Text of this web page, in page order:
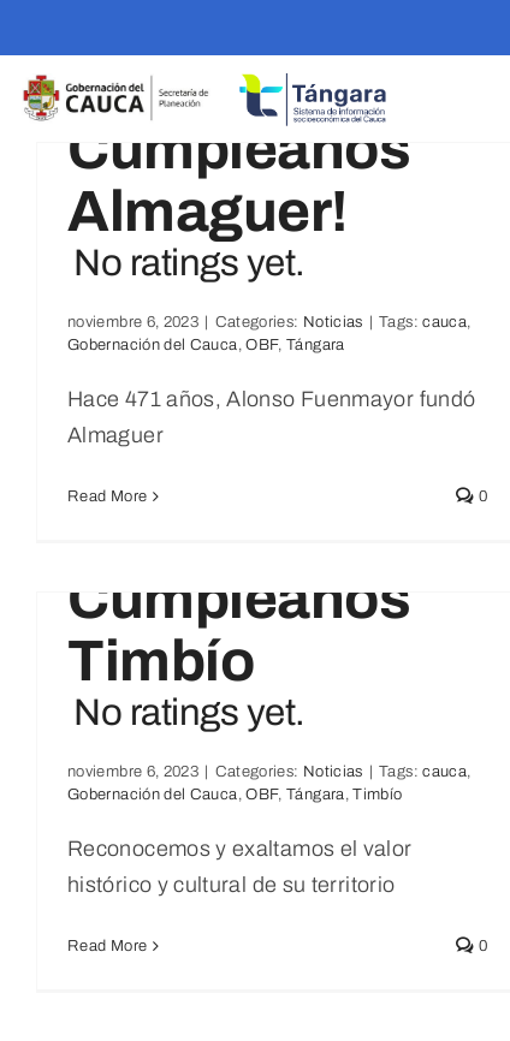
to
content¡Feliz
Cumpleaños
Almaguer!
No ratings yet.
noviembre 6, 2023 | Categories: Noticias | Tags:cauca,
Gobernación del Cauca,OBF,Tángara
Hace 471 años, Alonso Fuenmayor fundó
Almaguer
Read More 0
NoticiasCumpleaños
Timbío
No ratings yet.
noviembre 6, 2023 | Categories: Noticias | Tags:cauca,
Gobernación del Cauca,OBF,Tángara,Timbío
Reconocemos y exaltamos el valor
histórico y cultural de su territorio
Read More 0